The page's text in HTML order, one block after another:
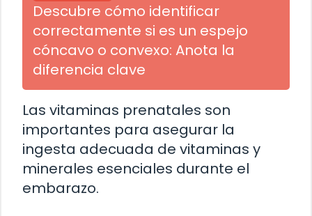
Descubre cómo identificar
correctamente si es un espejo
cóncavo o convexo: Anota la
diferencia clave
Las vitaminas prenatales son
importantes para asegurar la
ingesta adecuada de vitaminas y
minerales esenciales durante el
embarazo.